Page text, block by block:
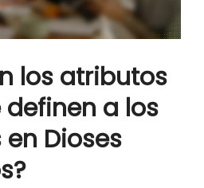
los atributos
a los
Dioses